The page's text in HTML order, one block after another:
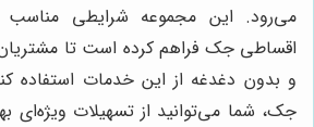
می‌رود. این مجموعه شرایطی
اقساطی جک فراهم کرده است تا مشتریان
و بدون دغدغه از این خدمات استفاده
جک، شما می‌توانید از تسهیلات ویژه‌ای